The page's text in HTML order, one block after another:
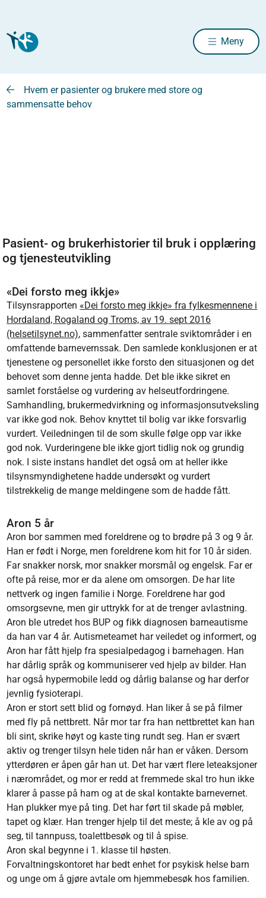
Meny
Hvem er pasienter og brukere med store og
sammensatte behov
Pasient- og brukerhistorier til bruk i opplæring
og tjenesteutvikling
«Dei forsto meg ikkje»
Tilsynsrapporten «Dei forsto meg ikkje» fra fylkesmennene i
Hordaland, Rogaland og Troms, av 19. sept 2016
(helsetilsynet.no), sammenfatter sentrale sviktområder i en
omfattende barnevernssak. Den samlede konklusjonen er at
tjenestene og personellet ikke forsto den situasjonen og det
behovet som denne jenta hadde. Det ble ikke sikret en
samlet forståelse og vurdering av helseutfordringene.
Samhandling, brukermedvirkning og informasjonsutveksling
var ikke god nok. Behov knyttet til bolig var ikke forsvarlig
vurdert. Veiledningen til de som skulle følge opp var ikke
god nok. Vurderingene ble ikke gjort tidlig nok og grundig
nok. I siste instans handlet det også om at heller ikke
tilsynsmyndighetene hadde undersøkt og vurdert
tilstrekkelig de mange meldingene som de hadde fått.
Aron 5 år
Aron bor sammen med foreldrene og to brødre på 3 og 9 år.
Han er født i Norge, men foreldrene kom hit for 10 år siden.
Far snakker norsk, mor snakker morsmål og engelsk. Far er
ofte på reise, mor er da alene om omsorgen. De har lite
nettverk og ingen familie i Norge. Foreldrene har god
omsorgsevne, men gir uttrykk for at de trenger avlastning.
Aron ble utredet hos BUP og fikk diagnosen barneautisme
da han var 4 år. Autismeteamet har veiledet og informert, og
Aron har fått hjelp fra spesialpedagog i barnehagen. Han
har dårlig språk og kommuniserer ved hjelp av bilder. Han
har også hypermobile ledd og dårlig balanse og har derfor
jevnlig fysioterapi.
Aron er stort sett blid og fornøyd. Han liker å se på filmer
med fly på nettbrett. Når mor tar fra han nettbrettet kan han
bli sint, skrike høyt og kaste ting rundt seg. Han er svært
aktiv og trenger tilsyn hele tiden når han er våken. Dersom
ytterdøren er åpen går han ut. Det har vært flere leteaksjoner
i nærområdet, og mor er redd at fremmede skal tro hun ikke
klarer å passe på ham og at de skal kontakte barnevernet.
Han plukker mye på ting. Det har ført til skade på møbler,
tapet og klær. Han trenger hjelp til det meste; å kle av og på
seg, til tannpuss, toalettbesøk og til å spise.
Aron skal begynne i 1. klasse til høsten.
Forvaltningskontoret har bedt enhet for psykisk helse barn
og unge om å gjøre avtale om hjemmebesøk hos familien.